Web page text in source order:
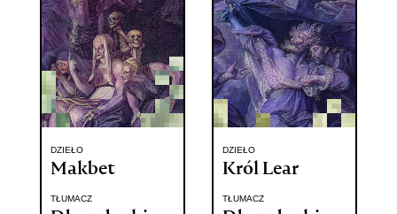
DZIEŁO
Makbet
TŁUMACZ
DZIEŁO
Król Lear
TŁUMACZ